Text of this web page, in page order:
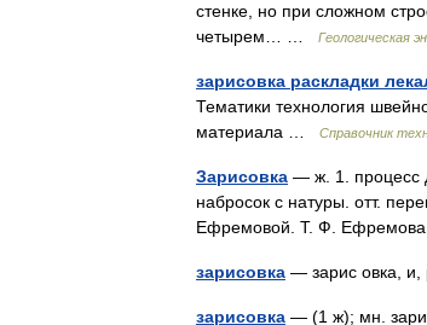
стенке, но при сложном
четырем… …
Геологическая
зарисовка раскладки
Тематики технология
материала …
Справочник
Зарисовка — ж. 1. процесс
набросок с натуры. отт.
Ефремовой. Т. Ф.
зарисовка — зарис овка,
зарисовка — (1 ж); мн.